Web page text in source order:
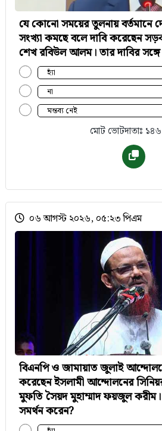
যে কোনো সময়ের তুলনায় বর্তমানে
সংখ্যা কমছে বলে দাবি করেছেন
শেখ রবিউল আলম। তার দাবির
হ্যাঁ
না
মন্তব্য নেই
মোট ভোটদাতাঃ
০৬ আগস্ট ২০২৬, ০৫:২৩ পিএম
বিএনপি ও জামায়াত জুলাই
করেছেন ইসলামী আন্দোলনের
মুফতি সৈয়দ মুহাম্মাদ ফয়জুল
সমর্থন করেন?